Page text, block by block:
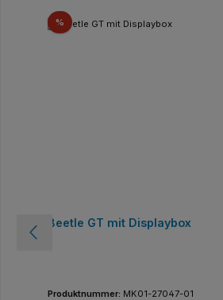
%Rabatt
Beetle GT mit Displaybox
Produktnummer: MK01-27047-01